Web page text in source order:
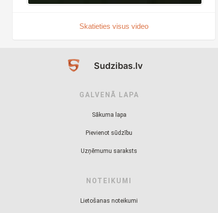
Skatieties visus video
Sudzibas.lv
GALVENĀ LAPA
Sākuma lapa
Pievienot sūdzību
Uzņēmumu saraksts
NOTEIKUMI
Lietošanas noteikumi